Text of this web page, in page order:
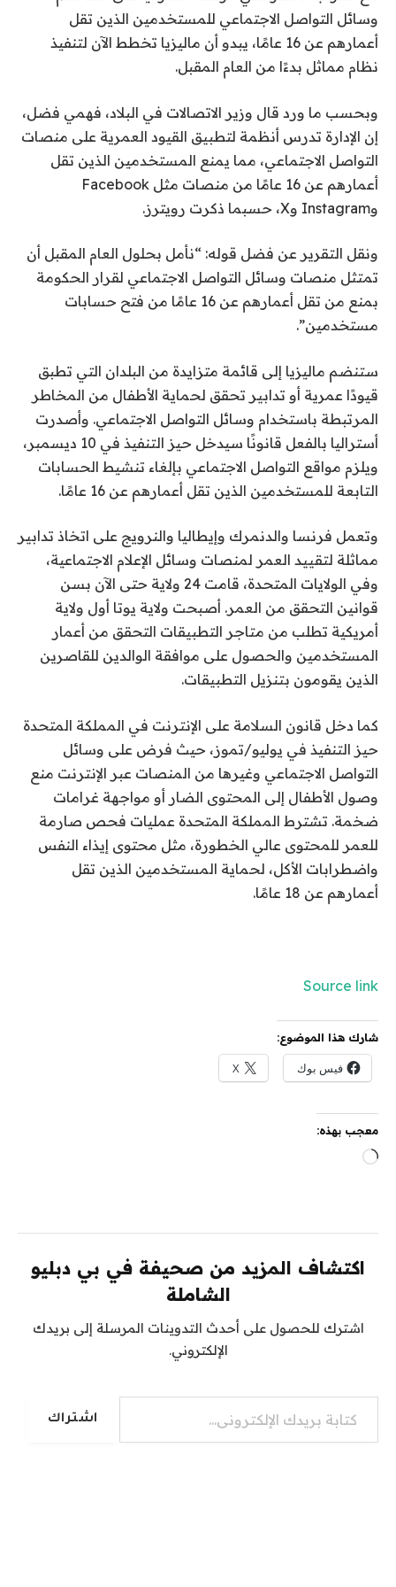
وسائل التواصل الاجتماعي للمستخدمين الذين تقل
أعمارهم عن 16 عامًا، يبدو أن ماليزيا تخطط الآن لتنفيذ
نظام مماثل بدءًا من العام المقبل.
وبحسب ما ورد قال وزير الاتصالات في البلاد، فهمي فضل،
إن الإدارة تدرس أنظمة لتطبيق القيود العمرية على منصات
التواصل الاجتماعي، مما يمنع المستخدمين الذين تقل
أعمارهم عن 16 عامًا من منصات مثل Facebook
وInstagram وX، حسبما ذكرت رويترز.
ونقل التقرير عن فضل قوله: “نأمل بحلول العام المقبل أن
تمتثل منصات وسائل التواصل الاجتماعي لقرار الحكومة
بمنع من تقل أعمارهم عن 16 عامًا من فتح حسابات
مستخدمين”.
ستنضم ماليزيا إلى قائمة متزايدة من البلدان التي تطبق
قيودًا عمرية أو تدابير تحقق لحماية الأطفال من المخاطر
المرتبطة باستخدام وسائل التواصل الاجتماعي. وأصدرت
أستراليا بالفعل قانونًا سيدخل حيز التنفيذ في 10 ديسمبر،
ويلزم مواقع التواصل الاجتماعي بإلغاء تنشيط الحسابات
التابعة للمستخدمين الذين تقل أعمارهم عن 16 عامًا.
وتعمل فرنسا والدنمرك وإيطاليا والنرويج على اتخاذ تدابير
مماثلة لتقييد العمر لمنصات وسائل الإعلام الاجتماعية،
وفي الولايات المتحدة، قامت 24 ولاية حتى الآن بسن
قوانين التحقق من العمر. أصبحت ولاية يوتا أول ولاية
أمريكية تطلب من متاجر التطبيقات التحقق من أعمار
المستخدمين والحصول على موافقة الوالدين للقاصرين
الذين يقومون بتنزيل التطبيقات.
كما دخل قانون السلامة على الإنترنت في المملكة المتحدة
حيز التنفيذ في يوليو/تموز، حيث فرض على وسائل
التواصل الاجتماعي وغيرها من المنصات عبر الإنترنت منع
وصول الأطفال إلى المحتوى الضار أو مواجهة غرامات
ضخمة. تشترط المملكة المتحدة عمليات فحص صارمة
للعمر للمحتوى عالي الخطورة، مثل محتوى إيذاء النفس
واضطرابات الأكل، لحماية المستخدمين الذين تقل
أعمارهم عن 18 عامًا.
Source link
شارك هذا الموضوع:
فيس بوك X
معجب بهذه:
جاري
اكتشاف المزيد من صحيفة في بي دبليو
الشاملة
اشترك للحصول على أحدث التدوينات المرسلة إلى بريدك
الإلكتروني.
كتابة بريدك الإلكتروني...
اشتراك